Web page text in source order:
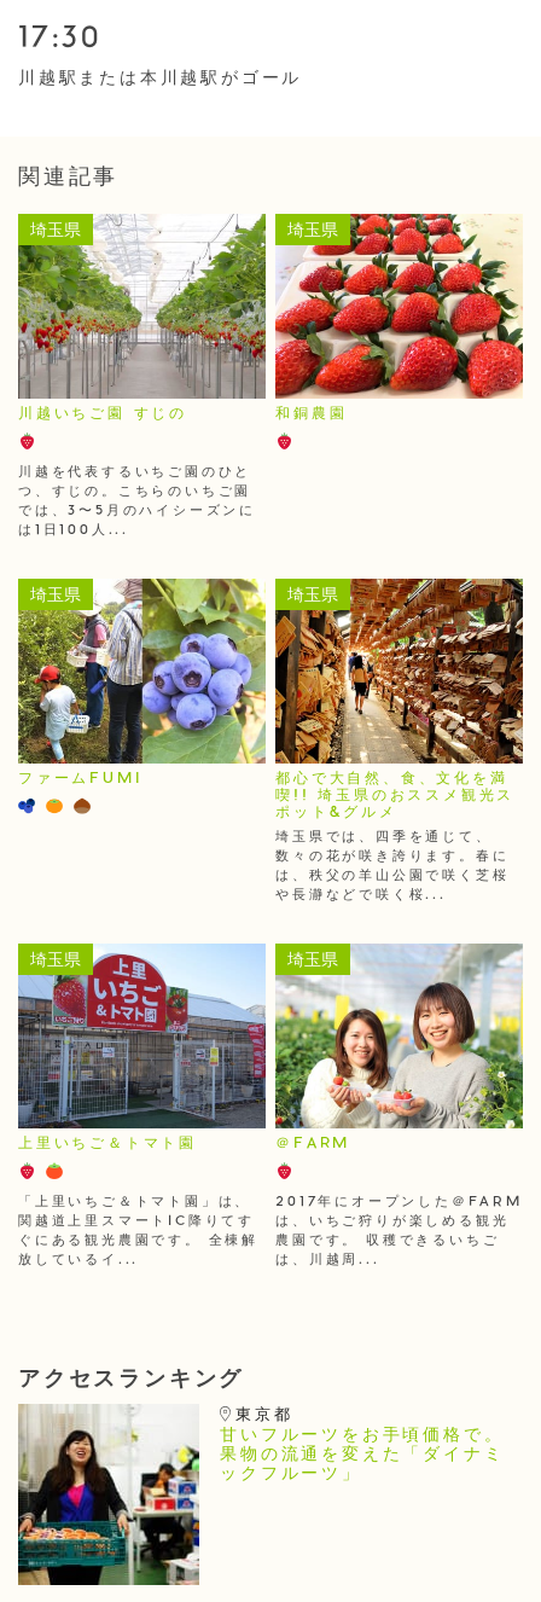
17:30
川越駅または本川越駅がゴール
関連記事
埼玉県
川越いちご園 すじの
川越を代表するいちご園のひと
つ、すじの。こちらのいちご園
では、3〜5月のハイシーズンに
は1日100人...
埼玉県
和銅農園
埼玉県
ファームFUMI
埼玉県
都心で大自然、食、文化を満
喫!! 埼玉県のおススメ観光ス
ポット&グルメ
埼玉県では、四季を通じて、
数々の花が咲き誇ります。春に
は、秩父の羊山公園で咲く芝桜
や長瀞などで咲く桜...
埼玉県
上里いちご＆トマト園
「上里いちご＆トマト園」は、
関越道上里スマートIC降りてす
ぐにある観光農園です。 全棟解
放しているイ...
埼玉県
＠FARM
2017年にオープンした＠FARM
は、いちご狩りが楽しめる観光
農園です。 収穫できるいちご
は、川越周...
アクセスランキング
東京都
甘いフルーツをお手頃価格で。
果物の流通を変えた「ダイナミ
ックフルーツ」